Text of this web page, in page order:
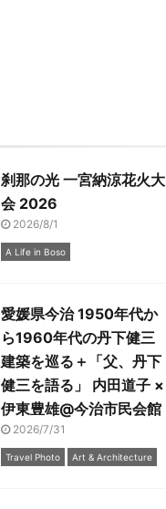
刹那の光 一宮納涼花火大
会 2026
2026/8/1
A Life in Boso
愛媛県今治 1950年代か
ら1960年代の丹下健三
建築を巡る＋「父、丹下
健三を語る」 内田道子 ×
伊東豊雄@今治市民会館
2026/7/31
Travel Photo Art & Architecture